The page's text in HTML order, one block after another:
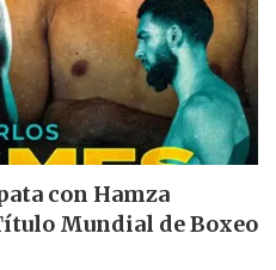
con Hamza
Mundial de Boxeo